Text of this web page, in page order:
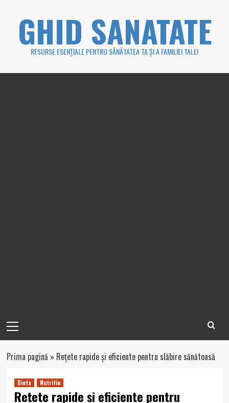
GHID SANATATE
RESURSE ESENȚIALE PENTRU SĂNĂTATEA TA ȘI A FAMILIEI TALE!
Menu
Prima pagină » Rețete rapide și eficiente pentru slăbire sănătoasă
Dieta Nutritie
Rețete rapide și eficiente pentru